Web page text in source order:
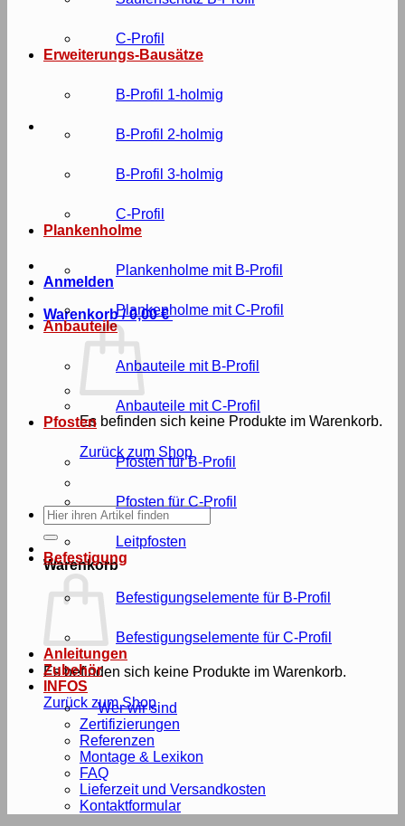
Anmelden
Warenkorb /0,00€
Es befinden sich keine Produkte im Warenkorb.
Zurück zum Shop
Suche
nach:
Warenkorb
Es befinden sich keine Produkte im Warenkorb.
Zurück zum Shop
C-Profil
Erweiterungs-Bausätze
B-Profil 1-holmig
B-Profil 2-holmig
B-Profil 3-holmig
C-Profil
Plankenholme
Plankenholme mit B-Profil
Plankenholme mit C-Profil
Anbauteile
Anbauteile mit B-Profil
Anbauteile mit C-Profil
Pfosten
Pfosten für B-Profil
Pfosten für C-Profil
Leitpfosten
Befestigung
Befestigungselemente für B-Profil
Befestigungselemente für C-Profil
Anleitungen
Zubehör
INFOS
Wer wir sind
Zertifizierungen
Referenzen
Montage & Lexikon
FAQ
Lieferzeit und Versandkosten
Kontaktformular